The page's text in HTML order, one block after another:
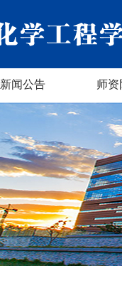
新闻公告 师资